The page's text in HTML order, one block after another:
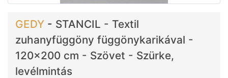
GEDY - STANCIL - Textil
zuhanyfüggöny függönykarikával -
120x200 cm - Szövet - Szürke,
levélmintás